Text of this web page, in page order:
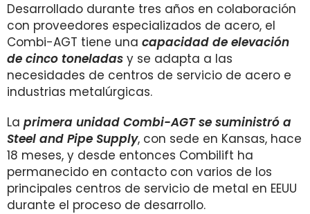
Desarrollado durante tres años en colaboración
con proveedores especializados de acero, el
Combi-AGT tiene una capacidad de elevación
de cinco toneladas y se adapta a las
necesidades de centros de servicio de acero e
industrias metalúrgicas.
La primera unidad Combi-AGT se suministró a
Steel and Pipe Supply, con sede en Kansas, hace
18 meses, y desde entonces Combilift ha
permanecido en contacto con varios de los
principales centros de servicio de metal en EEUU
durante el proceso de desarrollo.